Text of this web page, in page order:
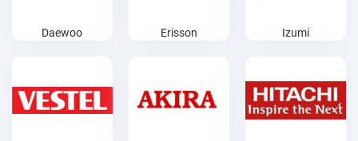
Daewoo Erisson Izumi